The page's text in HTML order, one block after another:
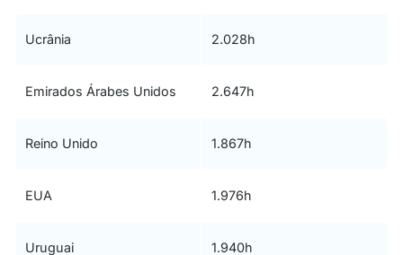
Ucrânia 2.028h
Emirados Árabes Unidos 2.647h
Reino Unido 1.867h
EUA 1.976h
Uruguai 1.940h